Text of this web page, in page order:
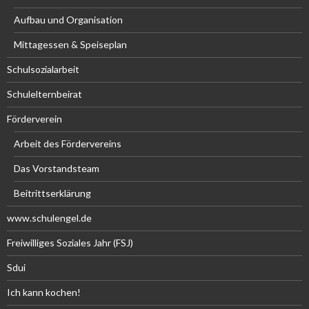
Aufbau und Organisation
Mittagessen & Speiseplan
Schulsozialarbeit
Schulelternbeirat
Förderverein
Arbeit des Fördervereins
Das Vorstandsteam
Beitrittserklärung
www.schulengel.de
Freiwilliges Soziales Jahr (FSJ)
Sdui
Ich kann kochen!